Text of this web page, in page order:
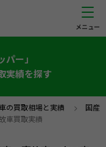
パー」
実績を探す
の買取相場と実績 > 国産
車買取実績